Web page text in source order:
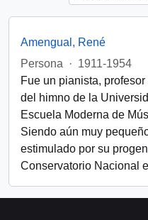
Amengual, René
Persona
· 1911-1954
Fue un pianista,
del himno de la
Escuela Moderna de
Siendo aún muy
estimulado por su
Conservatorio Nacional